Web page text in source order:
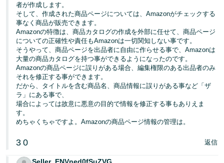
者が作成します。
そして、作成された商品ページについては、Amazonがチェックする
事なく商品が販売できます。
Amazonの特徴は、商品カタログの作成を外部に任せて、商品ページ
についての正確性や責任もAmazonは一切関知しない事です。
そうやって、商品ページを出品者に自由に作らせる事で、Amazonは
大量の商品カタログを持つ事ができるようになったのです。
Amazonの商品ページに誤りがある場合、編集権限のある出品者のみ
それを修正する事ができます。
だから、タイトルを含む商品名、商品情報に誤りがある事など「ザ
ラ」にある事で、
場合によっては故意に悪意の目的で情報を修正する事もありえま
す。
めちゃくちゃですよ。Amazonの商品ページ情報の管理は。
3 0 返信